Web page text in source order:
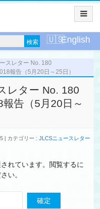
English
スレター No. 180
報告（5月20日～25日）
レター No. 180
告（5月20日～
カテゴリー :JLCSニュースレター
れています。閲覧するに
い。